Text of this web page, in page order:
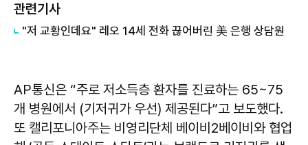
관련기사
"저 교황인데요" 레오 14세 전화 끊어버린 美 은행 상담원
AP통신은 “주로 저소득층 환자를 진료하는 65~75
개 병원에서 (기저귀가 우선) 제공된다”고 보도했다.
또 캘리포니아주는 비영리단체 베이비2베이비와 협업